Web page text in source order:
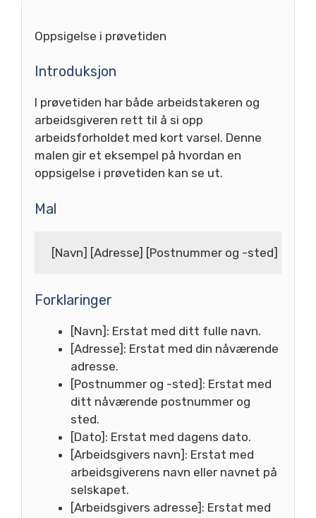
Oppsigelse i prøvetiden
Introduksjon
I prøvetiden har både arbeidstakeren og
arbeidsgiveren rett til å si opp
arbeidsforholdet med kort varsel. Denne
malen gir et eksempel på hvordan en
oppsigelse i prøvetiden kan se ut.
Mal
[Navn] [Adresse] [Postnummer og -sted]
Forklaringer
[Navn]: Erstat med ditt fulle navn.
[Adresse]: Erstat med din nåværende
adresse.
[Postnummer og -sted]: Erstat med
ditt nåværende postnummer og
sted.
[Dato]: Erstat med dagens dato.
[Arbeidsgivers navn]: Erstat med
arbeidsgiverens navn eller navnet på
selskapet.
[Arbeidsgivers adresse]: Erstat med